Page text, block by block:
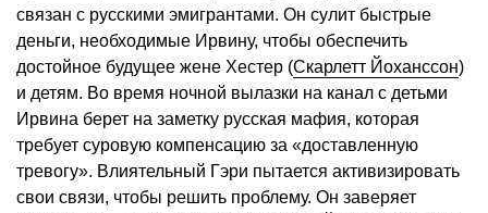
связан с русскими эмигрантами. Он сулит быстрые
деньги, необходимые Ирвину, чтобы обеспечить
достойное будущее жене Хестер (Скарлетт Йоханссон)
и детям. Во время ночной вылазки на канал с детьми
Ирвина берет на заметку русская мафия, которая
требует суровую компенсацию за «доставленную
тревогу». Влиятельный Гэри пытается активизировать
свои связи, чтобы решить проблему. Он заверяет